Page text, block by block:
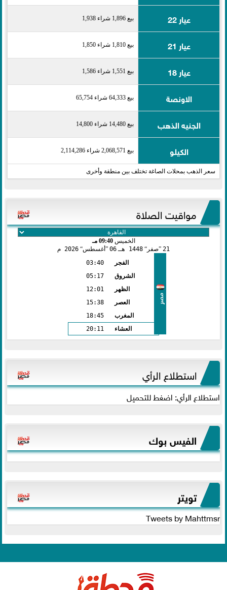
عيار 22 بيع 1,896 شراء 1,938
عيار 21 بيع 1,810 شراء 1,850
عيار 18 بيع 1,551 شراء 1,586
الاونصة بيع 64,333 شراء 65,754
الجنيه الذهب بيع 14,480 شراء 14,800
الكيلو بيع 2,068,571 شراء 2,114,286
سعر الذهب بمحلات الصاغة تختلف بين منطقة وأخرى
مواقيت الصلاة
الخميس09:40 مـ
21 صفر 1448 هـ 06 أغسطس 2026 م
مصر
الفجر
03:40
الشروق
05:17
الظهر
12:01
العصر
15:38
المغرب
18:45
العشاء
20:11
استطلاع الرأي
استطلاع الرأي: اضغط للتحميل
الفيس بوك
تويتر
Tweets by Mahttmsr